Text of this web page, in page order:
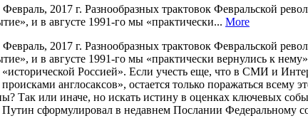
2017 г. Разнообразных трактовок Февральской
и в августе 1991-го мы «практически... More
2017 г. Разнообразных трактовок Февральской
и в августе 1991-го мы «практически вернулись к
«исторической Россией». Если учесть еще, что в СМИ и
англосаксов», остается только поражаться
Так или иначе, но искать истину в оценках ключевых
сформулировал в недавнем Послании Федеральному